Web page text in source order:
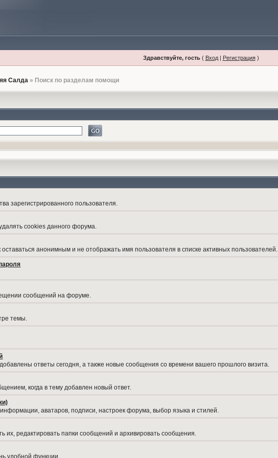
Здравствуйте, гость( Вход| Регистрация)
Салда » Поиск по разделам помощи
зарегистрированного пользователя.
cookies данного форума.
оставаться анонимным и не отображать имя пользователя в списке активных пользователей.
сообщений на форуме.
темы.
ответы сегодня, а также новые сообщения со времени вашего прошлого визита.
когда в тему добавлен новый ответ.
аватаров, подписи, настроек форума, выбор языка и стилей.
их, редактировать папки сообщений и архивировать сообщения.
удобной функции